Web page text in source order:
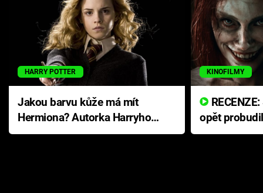
HARRY POTTER
Jakou barvu kůže má mít
Hermiona? Autorka Harryho
Pottera přišla s ráznou
KINOFILMY
opět
přichází s